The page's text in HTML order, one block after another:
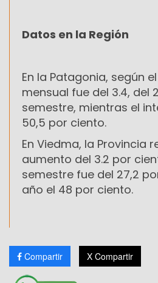
Datos en la Región
En la Patagonia, según
mensual fue del 3.4, del
semestre, mientras el
50,5 por ciento.
En Viedma, la Provincia
aumento del 3.2 por
semestre fue del 27,2
año el 48 por ciento.
Compartir X Compartir